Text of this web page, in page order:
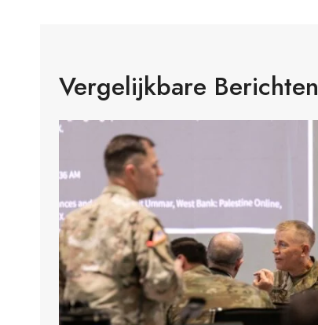
Vergelijkbare Berichten